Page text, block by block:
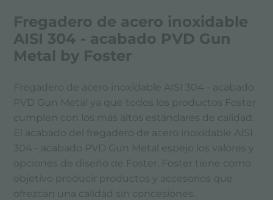
Fregadero de acero inoxidable
AISI 304 - acabado PVD Gun
Metal by Foster
Fregadero de acero inoxidable AISI 304 - acabado
PVD Gun Metal ya que todos los productos Foster
cumplen con los más altos estándares de calidad.
El acabado del fregadero de acero inoxidable AISI
304 - acabado PVD Gun Metal espejo los valores y
opciones de diseño de Foster. Foster tiene como
objetivo producir productos y accesorios que
ofrezcan una calidad sin concesiones.